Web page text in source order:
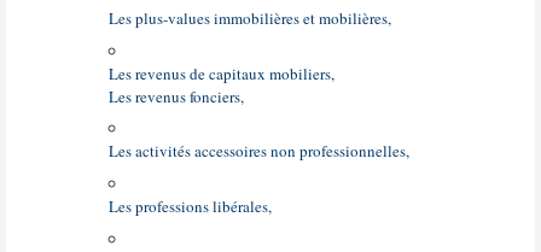
Les plus-values immobilières et mobilières,
Les revenus de capitaux mobiliers,
Les revenus fonciers,
Les activités accessoires non professionnelles,
Les professions libérales,